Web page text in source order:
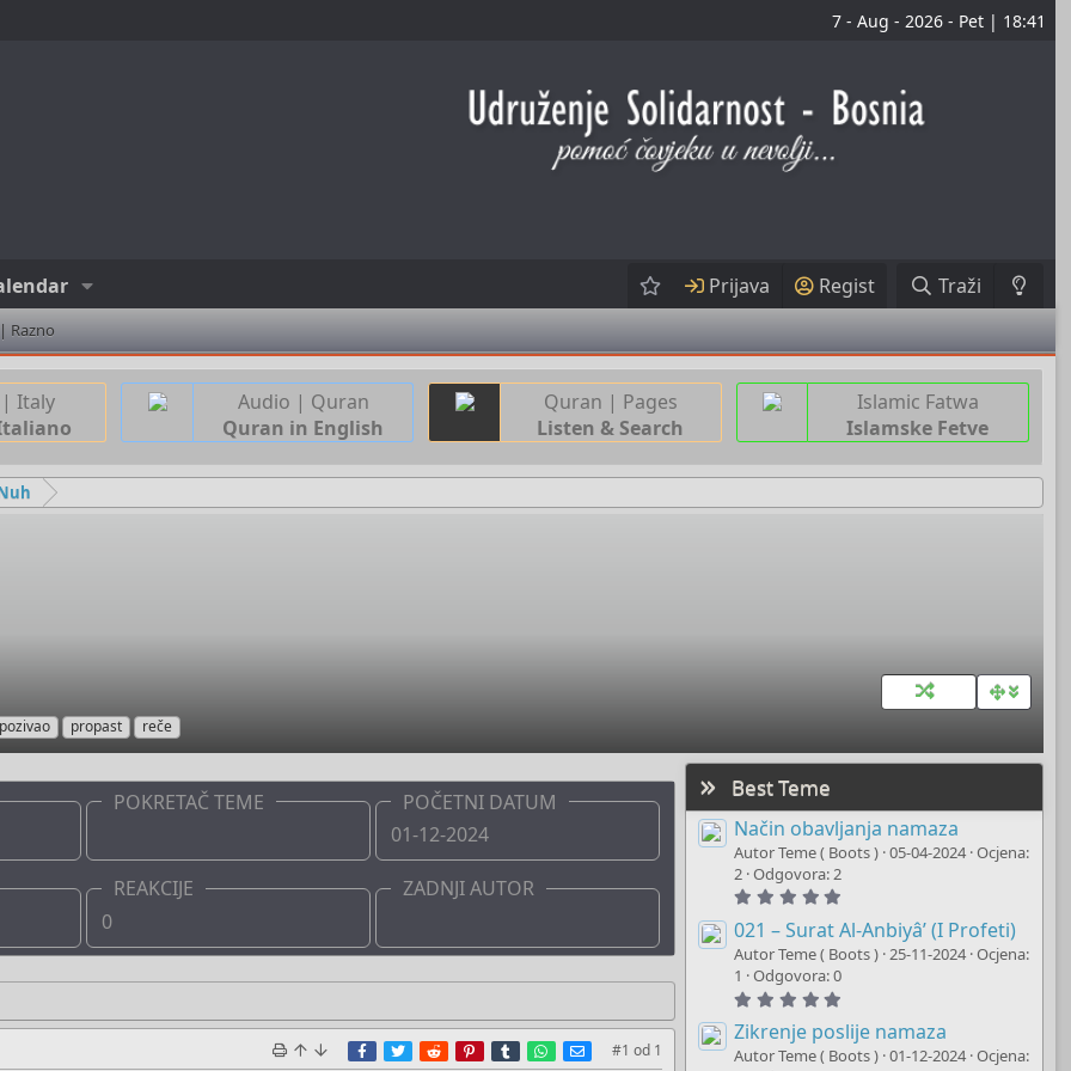
7 - Aug - 2026 - Pet | 18:41
Prijava Regist Traži
Razno
Italy
Audio | Quran
Quran in English
Quran | Pages
Listen & Search
Islamic Fatwa
Islamske Fetve
pozivao propast reče
POKRETAČ TEME
POČETNI DATUM
01-12-2024
REAKCIJE
0
ZADNJI AUTOR
Facebook
TwitterRedditPinterest
TumblrWhatsApp
E-mail
#1 od 1
Best Teme
Način obavljanja namaza
Autor Teme ( Boots ) 05-04-2024 Ocjena:
2 Odgovora: 2
0
0
s
(
s
)
021 – Surat Al-Anbiyâ’ (I Profeti)
Autor Teme ( Boots ) 25-11-2024 Ocjena:
1
Odgovora: 0
0
0
s
Zikrenje poslije namaza
Autor Teme ( Boots ) 01-12-2024 Ocjena: